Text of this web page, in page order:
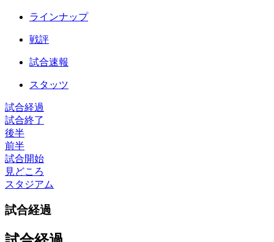
ラインナップ
戦評
試合速報
スタッツ
試合経過
試合終了
後半
前半
試合開始
見どころ
スタジアム
試合経過